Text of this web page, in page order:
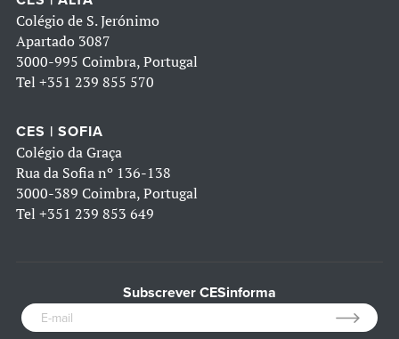
Colégio de S. Jerónimo
Apartado 3087
3000-995 Coimbra, Portugal
Tel +351 239 855 570
CES | SOFIA
Colégio da Graça
Rua da Sofia nº 136-138
3000-389 Coimbra, Portugal
Tel +351 239 853 649
Subscrever CESinforma